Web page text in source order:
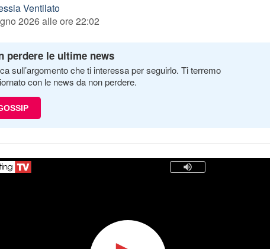
Ventilato
2026 alle ore 22:02
perdere le ultime news
sull’argomento che ti interessa per seguirlo. Ti terremo
con le news da non perdere.